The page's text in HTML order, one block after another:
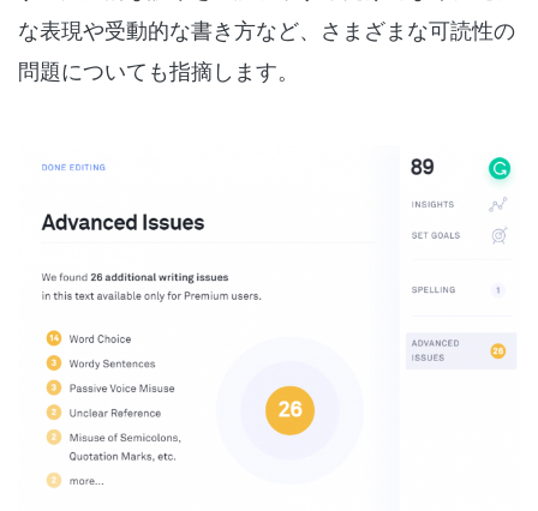
な表現や受動的な書き方など、さまざまな可読性の
問題についても指摘します。